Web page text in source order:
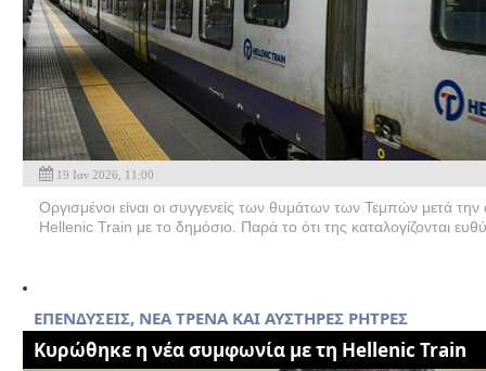
19 Ιαν 2026, 11:00
Οργισμένοι είναι οι συγγενείς των θυμάτων των Τεμπών μετά
Ηellenic Train με το δημόσιο. Παρά το ότι της καταλογίζονται
EΠΕΝΔΥΣΕΙΣ, ΝΕΑ ΤΡΕΝΑ ΚΑΙ ΑΥΣΤΗΡΕΣ ΡΗΤΡΕΣ
Κυρώθηκε η νέα συμφωνία με τη Hellenic Train